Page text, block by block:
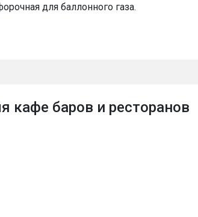
для баллонного газа.
кафе баров и ресторанов